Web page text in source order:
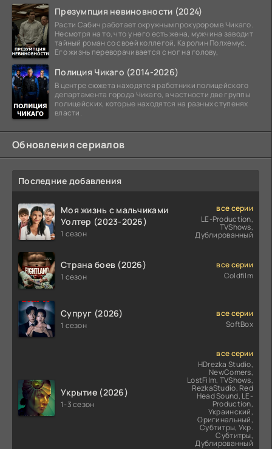
Презумпция невиновности (2024)
Расти Сабич работает окружным прокурором в Чикаго.
Несмотря на то, что у него есть жена, мужчина заводит
тайный роман со своей коллегой, Каролин Полхемус.
Его жизнь переворачивается с ног на голову,
Полиция Чикаго (2014-2026)
В центре сюжета находятся работники полицейского
департамента города Чикаго, в частности две группы
полицейских, которые находятся на разных ступенях
власти.
Обновления сериалов
Последние добавления
Моя жизнь с мальчиками
Уолтер (2023-2026)
1 сезон
все серии
LE-Production,
TVShows,
Дублированный
Страна боев (2026)
1 сезон
все серии
Coldfilm
Супруг (2026)
1 сезон
все серии
SoftBox
Укрытие (2026)
1-3 сезон
все серии
HDrezka Studio,
NewComers,
LostFilm, TVShows,
RezkaStudio, Red
Head Sound, LE-
Production,
Украинский,
Оригинальный,
Субтитры, Укр.
Субтитры,
Дублированный